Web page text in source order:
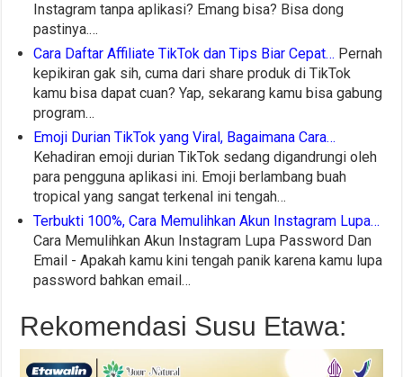
Instagram tanpa aplikasi? Emang bisa? Bisa dong
pastinya.…
Cara Daftar Affiliate TikTok dan Tips Biar Cepat… Pernah
kepikiran gak sih, cuma dari share produk di TikTok
kamu bisa dapat cuan? Yap, sekarang kamu bisa gabung
program…
Emoji Durian TikTok yang Viral, Bagaimana Cara…
Kehadiran emoji durian TikTok sedang digandrungi oleh
para pengguna aplikasi ini. Emoji berlambang buah
tropical yang sangat terkenal ini tengah…
Terbukti 100%, Cara Memulihkan Akun Instagram Lupa…
Cara Memulihkan Akun Instagram Lupa Password Dan
Email - Apakah kamu kini tengah panik karena kamu lupa
password bahkan email…
Rekomendasi Susu Etawa: